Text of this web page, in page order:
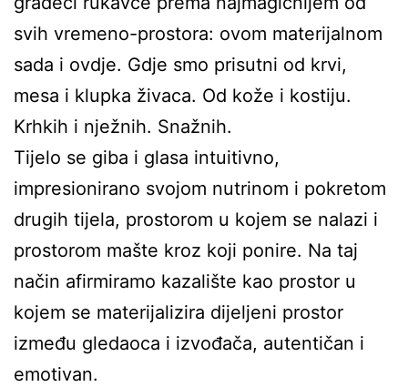
svih vremeno-prostora: ovom materijalnom
sada i ovdje. Gdje smo prisutni od krvi,
mesa i klupka živaca. Od kože i kostiju.
Krhkih i nježnih. Snažnih.
Tijelo se giba i glasa intuitivno,
impresionirano svojom nutrinom i pokretom
drugih tijela, prostorom u kojem se nalazi i
prostorom mašte kroz koji ponire. Na taj
način afirmiramo kazalište kao prostor u
kojem se materijalizira dijeljeni prostor
između gledaoca i izvođača, autentičan i
emotivan.